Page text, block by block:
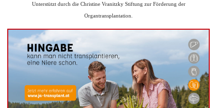
Unterstützt durch die Christine Vranitzky Stiftung zur Förderung der
Organtransplantation.